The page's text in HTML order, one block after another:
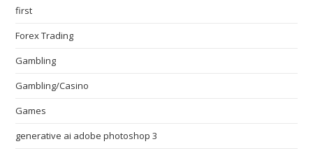
first
Forex Trading
Gambling
Gambling/Casino
Games
generative ai adobe photoshop 3